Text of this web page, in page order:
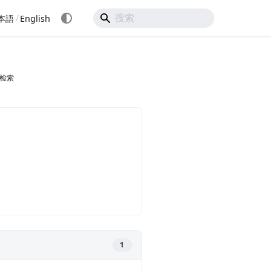
語/English
索
1